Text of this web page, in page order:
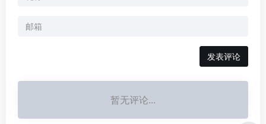
发表评论
暂无评论...